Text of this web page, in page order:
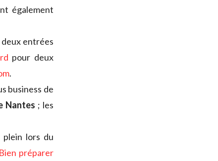
également
entrées
pour deux
.
business de
Nantes ; les
lors du
Bien préparer